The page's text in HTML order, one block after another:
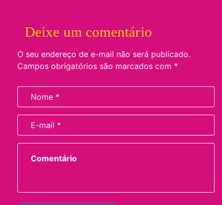
Deixe um comentário
O seu endereço de e-mail não será publicado.
Campos obrigatórios são marcados com *